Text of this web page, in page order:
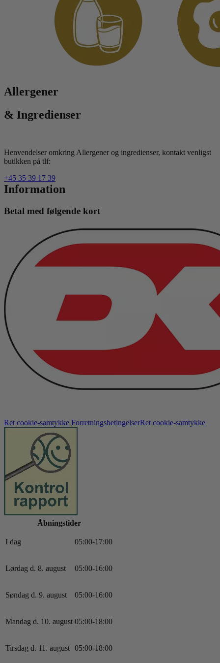
Allergener
& Ingredienser
Henvendelser omkring Allergener og ingredienser, kontakt venligst
butikken på tlf:
+45 35 39 17 39
Information
Betal med følgende kort
Ret cookie-samtykke ForretningsbetingelserRet cookie-samtykke
Åbningstider
I dag 05:00-17:00
Lørdag d. 8. august 05:00-16:00
Søndag d. 9. august 05:00-16:00
Mandag d. 10. august 05:00-18:00
Tirsdag d. 11. august 05:00-18:00